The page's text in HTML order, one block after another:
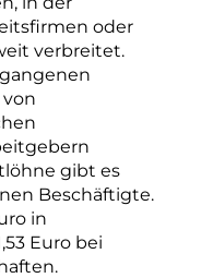
oder
verbreitet.
gibt es
Beschäftigte.
in
Euro bei